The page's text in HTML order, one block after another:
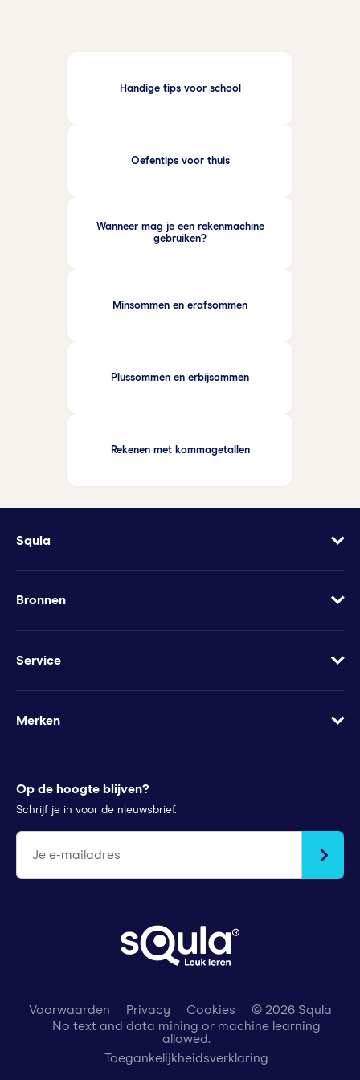
getallen krijgen weer een spatie ‘zes miljoen’. Voor
Handige tips voor school
Oefentips voor thuis
Wanneer mag je een rekenmachine
gebruiken?
Minsommen en erafsommen
Plussommen en erbijsommen
Rekenen met kommagetallen
Squla
Over
Vacatures
Bronnen
Blog
Werkbladen
Stichtingen en goede doelen
Service
Veelgestelde vragen
Wachtwoord vergeten
Merken
Futurewhiz
Squla Polen
scoyo
Op de hoogte blijven?
Schrijf je in voor de nieuwsbrief.
Je e-mailadres
Voorwaarden Privacy Cookies
© 2026 Squla
No text and data mining or machine learning
allowed.
Toegankelijkheidsverklaring